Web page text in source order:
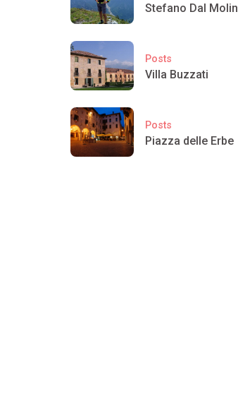
Stefano Dal Molin
Posts
Villa Buzzati
Posts
Piazza delle Erbe